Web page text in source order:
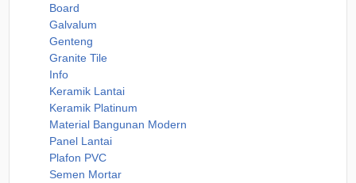
Board
Galvalum
Genteng
Granite Tile
Info
Keramik Lantai
Keramik Platinum
Material Bangunan Modern
Panel Lantai
Plafon PVC
Semen Mortar